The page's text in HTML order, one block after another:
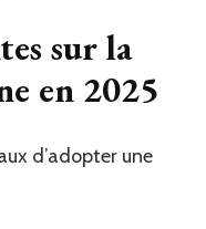
sur la
en 2025
d’adopter une